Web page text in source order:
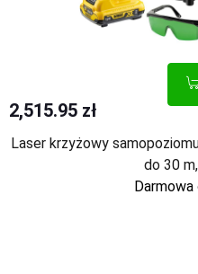
2,515.95 zł
Laser krzyżowy
do 30